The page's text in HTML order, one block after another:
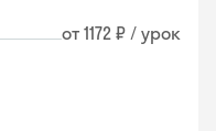
от 1172 ₽ / урок